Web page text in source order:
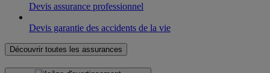
Devis assurance professionnel
Devis garantie des accidents de la vie
Découvrir toutes les assurances